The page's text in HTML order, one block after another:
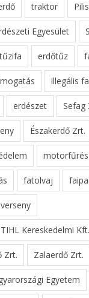
traktor
Egyesület
tűzifa erdőtűz
illegális
erdészet Sefag
Északerdő Zrt.
fatolvaj
Kereskedelmi Kft.
Zrt. Zalaerdő Zrt.
Egyetem